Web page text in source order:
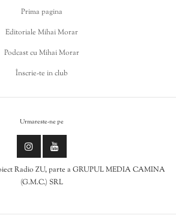
Prima pagina
Editoriale Mihai Morar
Podcast cu Mihai Morar
Înscrie-te in club
Urmareste-ne pe
Radio ZU, parte a GRUPUL MEDIA CAMINA
(G.M.C.) SRL